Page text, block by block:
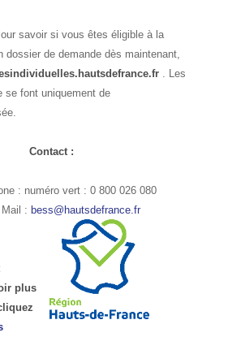
savoir si vous êtes éligible à la
dossier de demande dès maintenant,
Les
se font uniquement de
Contact :
: numéro vert : 0 800 026 080
Mail : bess@hautsdefrance.fr
plus